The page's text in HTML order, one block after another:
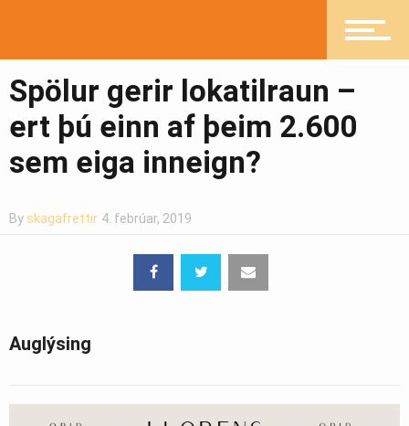
Heilsueflandi samfélag
Ljósmyndasafn
Spölur gerir lokatilraun –
ert þú einn af þeim 2.600
sem eiga inneign?
By skagafrettir 4. febrúar, 2019
Auglýsing